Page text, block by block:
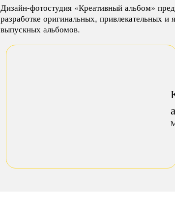
Дизайн-фотостудия «Креативный альбом»
разработке оригинальных, привлекательных и
выпускных альбомов.